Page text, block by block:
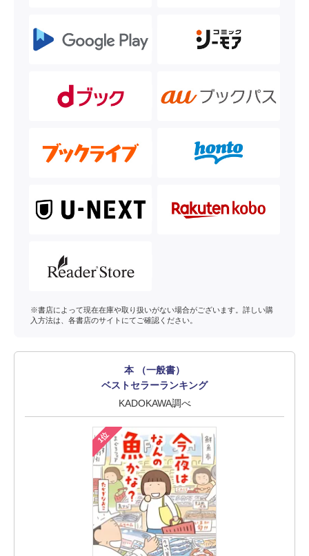
※書店によって現在在庫や取り扱いがない場合がございます。詳しい購
入方法は、各書店のサイトにてご確認ください。
本 （一般書）
ベストセラーランキング
KADOKAWA調べ
1位